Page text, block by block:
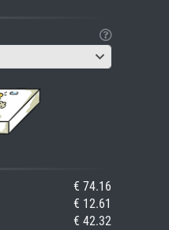
€ 74.16
€ 12.61
€ 42.32